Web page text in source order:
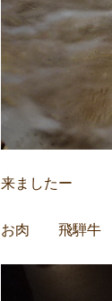
来ましたー
お肉 飛騨牛